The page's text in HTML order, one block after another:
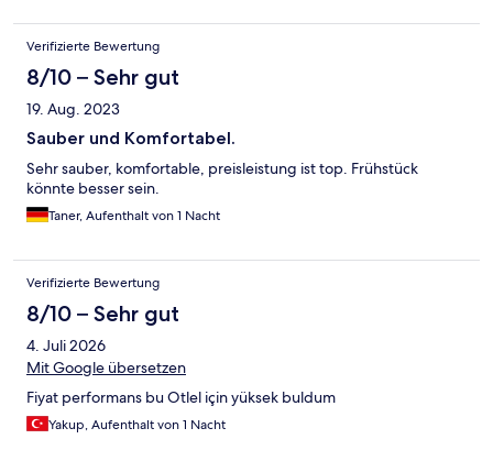
Verifizierte Bewertung
8/10 – Sehr gut
19. Aug. 2023
Sauber und Komfortabel.
Sehr sauber, komfortable, preisleistung ist top. Frühstück
könnte besser sein.
Taner, Aufenthalt von 1 Nacht
Verifizierte Bewertung
8/10 – Sehr gut
4. Juli 2026
Mit Google übersetzen
Fiyat performans bu Otlel için yüksek buldum
Yakup, Aufenthalt von 1 Nacht